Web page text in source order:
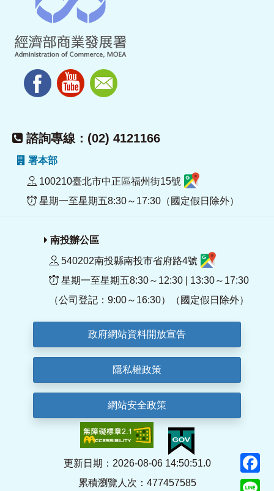
諮詢專線：(02) 4121166
署本部
100210臺北市中正區福州街15號
星期一至星期五8:30～17:30（國定假日除外）
南投辦公區
540202南投縣南投市省府路4號
星期一至星期五8:30～12:30 | 13:30～17:30
（公司登記：9:00～16:30）（國定假日除外）
政府網站資料開放宣告
隱私權政策
網站安全政策
更新日期：2026-08-06 14:50:51.0
累積瀏覽人次：477457585